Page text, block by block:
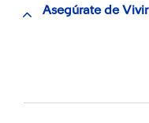
Asegúrate de Vivir